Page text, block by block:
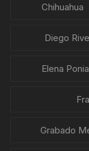
Chihuahua
Diego
Elena
Grabado